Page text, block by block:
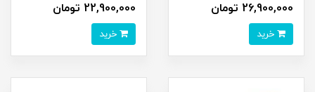
26,900,000 تومان
22,900,000 تومان